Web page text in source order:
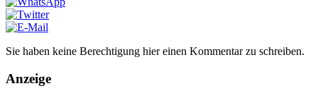
Sie haben keine Berechtigung hier einen Kommentar zu schreiben.
Anzeige